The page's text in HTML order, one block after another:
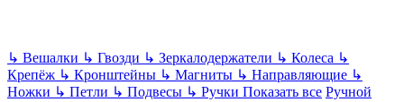
↳ Вешалки ↳ Гвозди ↳ Зеркалодержатели ↳ Колеса ↳
Крепёж ↳ Кронштейны ↳ Магниты ↳ Направляющие ↳
Ножки ↳ Петли ↳ Подвесы ↳ Ручки Показать все Ручной